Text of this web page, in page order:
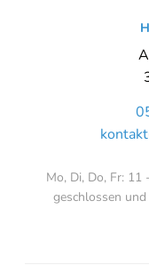
Mo, Di, Do, Fr:
geschlossen